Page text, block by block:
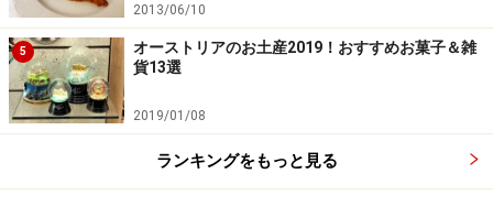
と言う人でも心配は無用。ウィーンの舞踏会は基本的に
はウィンナワルツを筆頭とするペアダンスを楽しむ場で
すが、入場した後は社交に花を咲かせたり、ダンスに勤
しむ紳士淑女を見て楽しんでいるだけでもOKです。でも
前に本場のダンス学校に通ってみるのも手。
2013/06/10
5
オーストリアのお土産2019！おすすめお菓子＆雑
貨13選
2019/01/08
ランキングをもっと見る